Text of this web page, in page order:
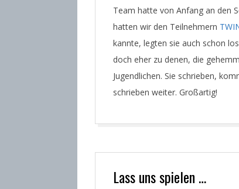
Team hatte von Anfang an den
hatten wir den Teilnehmern
kannte, legten sie auch schon
doch eher zu denen, die
Jugendlichen. Sie schrieben,
schrieben weiter. Großartig!
Lass uns spielen …